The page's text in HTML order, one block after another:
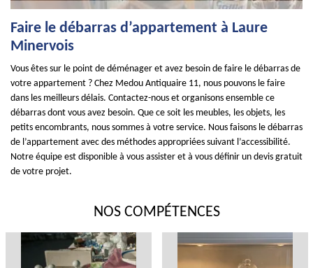
Faire le débarras d’appartement à Laure
Minervois
Vous êtes sur le point de déménager et avez besoin de faire le débarras de
votre appartement ? Chez Medou Antiquaire 11, nous pouvons le faire
dans les meilleurs délais. Contactez-nous et organisons ensemble ce
débarras dont vous avez besoin. Que ce soit les meubles, les objets, les
petits encombrants, nous sommes à votre service. Nous faisons le débarras
de l’appartement avec des méthodes appropriées suivant l’accessibilité.
Notre équipe est disponible à vous assister et à vous définir un devis gratuit
de votre projet.
NOS COMPÉTENCES